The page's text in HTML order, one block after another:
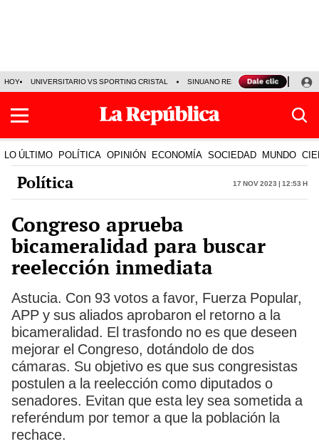
HOY UNIVERSITARIO VS SPORTING CRISTAL SINUANO RESULTADOS HOY
LO ÚLTIMO POLÍTICA OPINIÓN ECONOMÍA SOCIEDAD MUNDO
Política 17 Nov 2023 | 12:53 h
Congreso aprueba
bicameralidad para buscar
reelección inmediata
Astucia. Con 93 votos a favor, Fuerza Popular,
APP y sus aliados aprobaron el retorno a la
bicameralidad. El trasfondo no es que deseen
mejorar el Congreso, dotándolo de dos
cámaras. Su objetivo es que sus congresistas
postulen a la reelección como diputados o
senadores. Evitan que esta ley sea sometida a
referéndum por temor a que la población la
rechace.